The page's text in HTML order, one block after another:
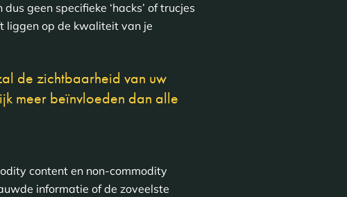
geen specifieke ‘hacks’ of trucjes
liggen op de kwaliteit van je
de zichtbaarheid van uw
meer beïnvloeden dan alle
content en non-commodity
informatie of de zoveelste